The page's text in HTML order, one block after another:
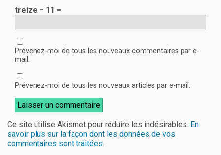
treize − 11 =
Prévenez-moi de tous les nouveaux commentaires par e-
mail.
Prévenez-moi de tous les nouveaux articles par e-mail.
Ce site utilise Akismet pour réduire les indésirables. En
savoir plus sur la façon dont les données de vos
commentaires sont traitées.